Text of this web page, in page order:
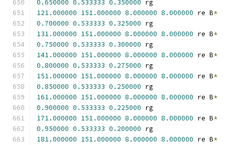
0.650000 0.533333 0.350000 rg
121.000000 151.000000 8.000000 8.000000 re B*
0.700000 0.533333 0.325000 rg
131.000000 151.000000 8.000000 8.000000 re B*
0.750000 0.533333 0.300000 rg
141.000000 151.000000 8.000000 8.000000 re B*
0.800000 0.533333 0.275000 rg
151.000000 151.000000 8.000000 8.000000 re B*
0.850000 0.533333 0.250000 rg
161.000000 151.000000 8.000000 8.000000 re B*
0.900000 0.533333 0.225000 rg
171.000000 151.000000 8.000000 8.000000 re B*
0.950000 0.533333 0.200000 rg
181.000000 151.000000 8.000000 8.000000 re B*